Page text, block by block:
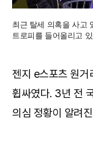
최근 탈세 의혹을 사고
트로피를 들어올리고 있
젠지 e스포츠 원거
휩싸였다. 3년 전
의심 정황이 알려